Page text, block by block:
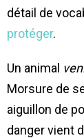
détail de
protéger.
Un animal
Morsure de
aiguillon de
danger vient